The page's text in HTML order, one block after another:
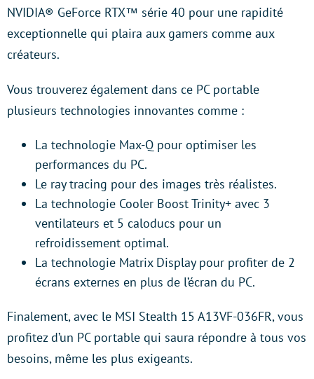
NVIDIA® GeForce RTX™ série 40 pour une rapidité
exceptionnelle qui plaira aux gamers comme aux
créateurs.
Vous trouverez également dans ce PC portable
plusieurs technologies innovantes comme :
La technologie Max-Q pour optimiser les
performances du PC.
Le ray tracing pour des images très réalistes.
La technologie Cooler Boost Trinity+ avec 3
ventilateurs et 5 caloducs pour un
refroidissement optimal.
La technologie Matrix Display pour profiter de 2
écrans externes en plus de l’écran du PC.
Finalement, avec le MSI Stealth 15 A13VF-036FR, vous
profitez d’un PC portable qui saura répondre à tous vos
besoins, même les plus exigeants.